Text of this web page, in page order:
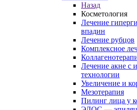
Назад
Косметология
Лечение
впадин
Лечение рубцов
Комплексное
Лечение акне с
технологии
Увеличение и
Мезотерапия
Пилинг лица у